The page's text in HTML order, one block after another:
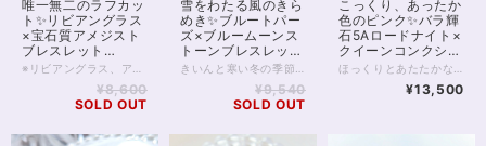
唯一無二のラフカッ
ト✨リビアングラス
×宝石質アメジスト
ブレスレット
16.5cm
¥8,600
SOLD OUT
雪をわたる風のきら
めき✨ブルートパー
ズ×ブルームーンス
トーンブレスレット
17cm
¥9,540
SOLD OUT
こっくり、あったか
色のピンク✨バラ輝
石5Aロードナイト×
クイーンコンクシェ
ルブレスレット
¥13,500